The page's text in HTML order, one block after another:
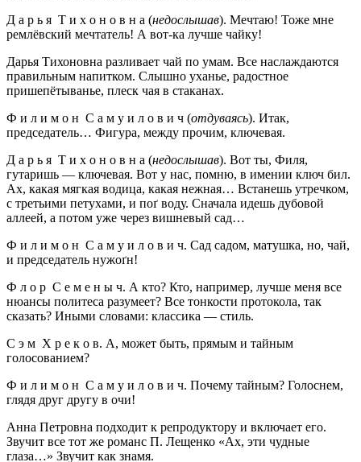
Д а р ь я Т и х о н о в н а (недослышав). Мечтаю! Тоже мне
ремлёвский мечтатель! А вот-ка лучше чайку!
Дарья Тихоновна разливает чай по умам. Все наслаждаются
правильным напитком. Слышно уханье, радостное
пришепётыванье, плеск чая в стаканах.
Ф и л и м о н С а м у и л о в и ч (отдуваясь). Итак,
председатель… Фигура, между прочим, ключевая.
Д а р ь я Т и х о н о в н а (недослышав). Вот ты, Филя,
гутаришь — ключевая. Вот у нас, помню, в имении ключ бил.
Ах, какая мягкая водица, какая нежная… Встанешь утречком,
с третьими петухами, и поґ воду. Сначала идешь дубовой
аллеей, а потом уже через вишневый сад…
Ф и л и м о н С а м у и л о в и ч. Сад садом, матушка, но, чай,
и председатель нужоґн!
Ф л о р С е м е н ы ч. А кто? Кто, например, лучше меня все
нюансы политеса разумеет? Все тонкости протокола, так
сказать? Иными словами: классика — стиль.
С э м Х р е к о в. А, может быть, прямым и тайным
голосованием?
Ф и л и м о н С а м у и л о в и ч. Почему тайным? Голоснем,
глядя друг другу в очи!
Анна Петровна подходит к репродуктору и включает его.
Звучит все тот же романс П. Лещенко «Ах, эти чудные
глаза…» Звучит как знамя.